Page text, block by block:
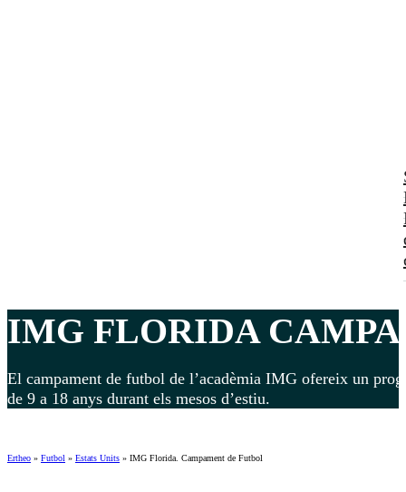
IMG FLORIDA
El campament de futbol de l’acadèmia IMG ofereix un
de 9 a 18 anys durant els mesos d’estiu.
Ertheo » Futbol » Estats Units » IMG Florida. Campament de Futbol